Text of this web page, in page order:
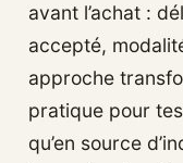
avant l’achat :
accepté,
approche
pratique pour
qu’en source